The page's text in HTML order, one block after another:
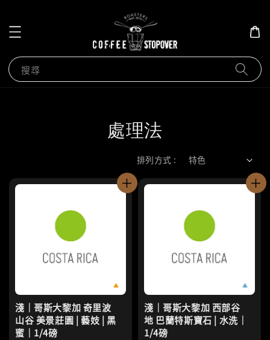
搜尋
處理法
排列方式 :
淺｜哥斯大黎加 奇里波
山谷 美景莊園 | 藝妓 | 黑
蜜｜1/4磅
淺｜哥斯大黎加 西部谷
地 巴蘭特斯寶石 | 水洗｜
1/4磅